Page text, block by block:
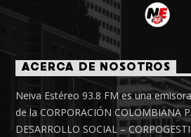
ACERCA DE NOSOTROS
Neiva Estéreo 93.8 FM es una
de la CORPORACIÓN COLOMBIANA
DESARROLLO SOCIAL –